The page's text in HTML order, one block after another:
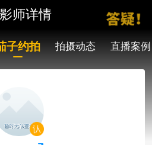
师详情
子约拍 拍摄动态 直播案例